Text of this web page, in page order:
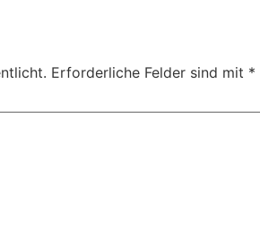
Erforderliche Felder sind mit *